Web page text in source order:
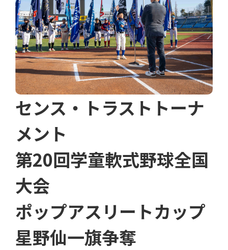
センス・トラストトーナ
メント
第20回学童軟式野球全国
大会
ポップアスリートカップ
星野仙一旗争奪